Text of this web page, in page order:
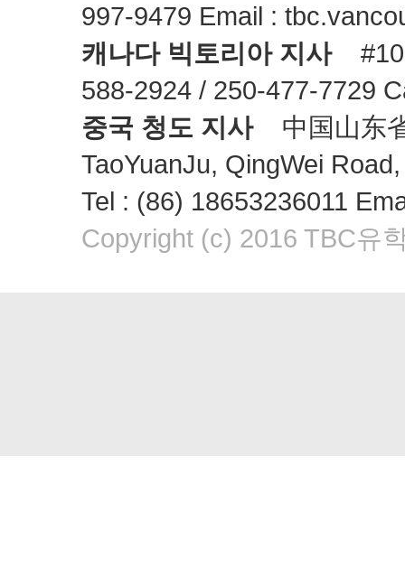
997-9479 Email :
캐나다 빅토리아 지사#10
588-2924 / 250-477-7729
중국 청도 지사中国山东省
TaoYuanJu, QingWei
Tel : (86) 18653236011
Copyright (c) 2016 TBC유